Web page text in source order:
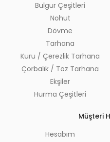
Bulgur Çeşitleri
Nohut
Dövme
Tarhana
Kuru / Çerezlik Tarhana
Çorbalık / Toz Tarhana
Ekşiler
Hurma Çeşitleri
Müşteri
Hesabım